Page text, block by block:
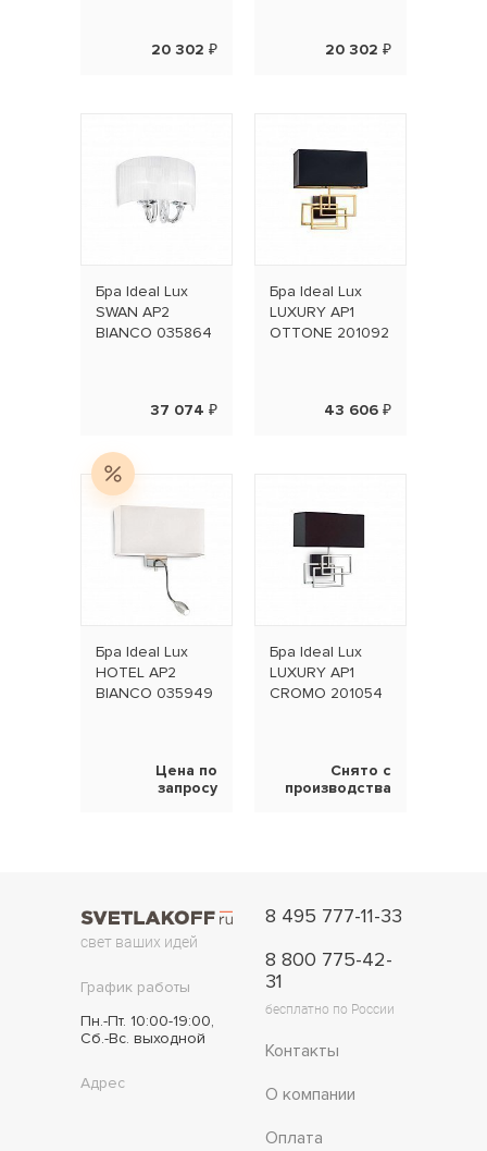
20 302 ₽ 20 302 ₽
Бра Ideal Lux
SWAN AP2
BIANCO 035864
37 074 ₽
Бра Ideal Lux
LUXURY AP1
OTTONE 201092
43 606 ₽
Бра Ideal Lux
HOTEL AP2
BIANCO 035949
Цена по
запросу
Бра Ideal Lux
LUXURY AP1
CROMO 201054
Снято с
производства
свет ваших идей
График работы
Пн.-Пт. 10:00-19:00,
Сб.-Вс. выходной
Адрес
8 495 777-11-33
8 800 775-42-
31
бесплатно по России
Контакты
О компании
Оплата